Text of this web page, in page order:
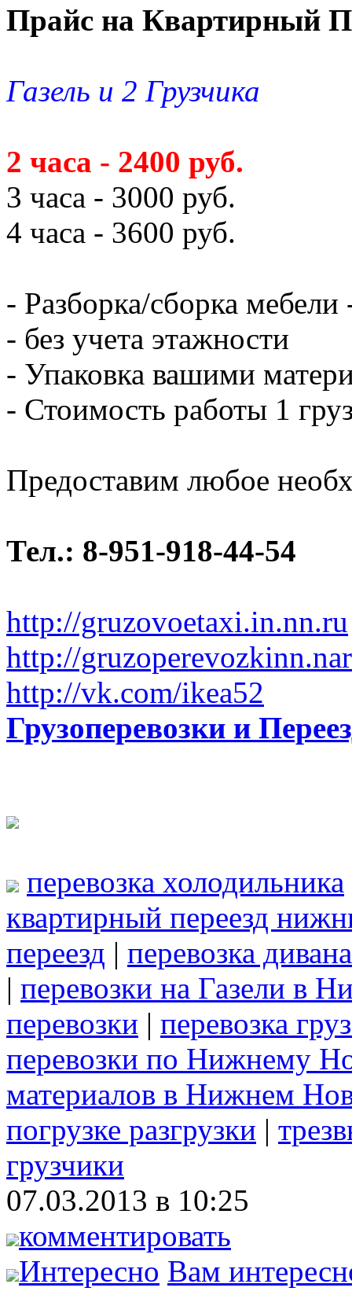
Прайс на Квартирный
Газель и 2 Грузчика
2 часа - 2400 руб.
3 часа - 3000 руб.
4 часа - 3600 руб.
- Разборка/сборка мебели
- без учета этажности
- Упаковка вашими
- Стоимость работы 1
Предоставим любое
Тел.: 8-951-918-44-54
http://gruzovoetaxi.in.nn.ru
http://
http://vk.com/ikea52
Грузоперевозки и
перевозка холодильника
квартирный переезд
переезд | перевозка дивана
| перевозки на Газели в
перевозки | перевозка
перевозки по Нижнему
материалов в Нижнем
погрузке разгрузки |
грузчики
07.03.2013 в 10:25
комментировать
Интересно Вам